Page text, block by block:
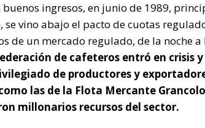
buenos ingresos, en junio de 1989,
vino abajo el pacto de cuotas
de un mercado regulado, de la noche
de cafeteros entró en crisis
de productores y
las de la Flota Mercante
millonarios recursos del sector.